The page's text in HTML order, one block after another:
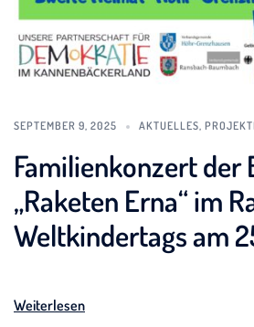
SEPTEMBER 9, 2025 AKTUELLES,
Familienkonzert der
„Raketen Erna“ im
Weltkindertags am
Weiterlesen